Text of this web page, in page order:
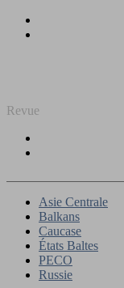
Revue
Asie Centrale
Balkans
Caucase
États Baltes
PECO
Russie